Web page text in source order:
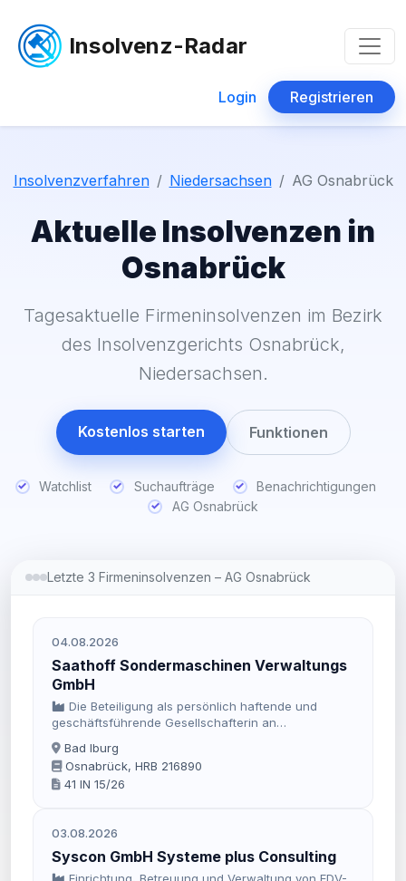
Insolvenz-Radar
Login Registrieren
Insolvenzverfahren Niedersachsen AG Osnabrück
Aktuelle Insolvenzen in
Osnabrück
Tagesaktuelle Firmeninsolvenzen im Bezirk
des Insolvenzgerichts Osnabrück,
Niedersachsen.
Kostenlos starten Funktionen
Watchlist Suchaufträge
Benachrichtigungen
AG Osnabrück
Letzte 3 Firmeninsolvenzen – AG Osnabrück
04.08.2026
Saathoff Sondermaschinen Verwaltungs
GmbH
Die Beteiligung als persönlich haftende und
geschäftsführende Gesellschafterin an
Kommanditgesellschaften, insbesondere an der
Saathoff Sondermaschinen GmbH & Co. KG, welche
sich mit der Herstellung von und dem Handel mit
Sondermaschinen befasst.
Bad Iburg
Osnabrück, HRB 216890
41 IN 15/26
03.08.2026
Syscon GmbH Systeme plus Consulting